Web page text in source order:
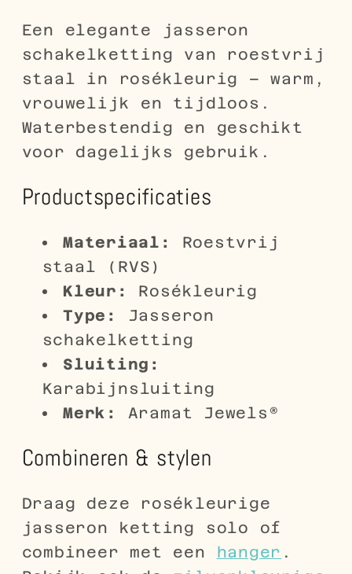
Een elegante jasseron
schakelketting van roestvrij
staal in rosékleurig – warm,
vrouwelijk en tijdloos.
Waterbestendig en geschikt
voor dagelijks gebruik.
Productspecificaties
Materiaal:
Roestvrij
staal (RVS)
Kleur:
Rosékleurig
Type:
Jasseron
schakelketting
Sluiting:
Karabijnsluiting
Merk:
Aramat Jewels®
Combineren & stylen
Draag deze rosékleurige
jasseron ketting solo of
combineer met een hanger .